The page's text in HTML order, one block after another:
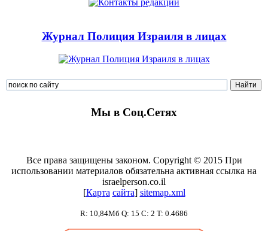
Журнал Полиция Израиля в лицах
Мы в Соц.Сетях
Все права защищены законом. Copyright © 2015 При
использовании материалов обязательна активная ссылка на
israelperson.co.il
[Карта сайта] sitemap.xml
R: 10,84Мб Q: 15 C: 2 T: 0.4686